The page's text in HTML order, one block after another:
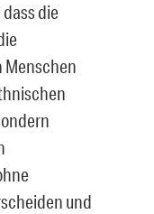
die
Menschen
und